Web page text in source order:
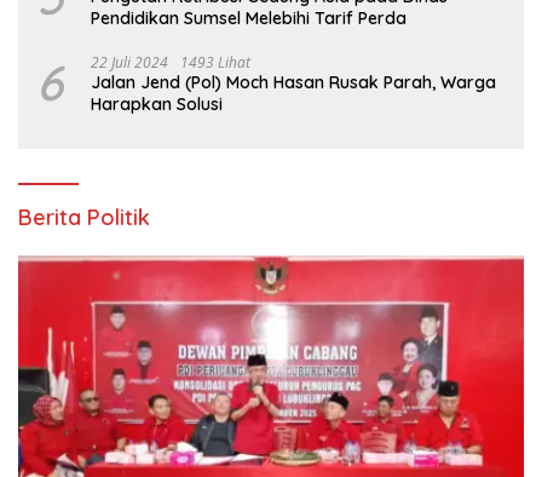
Pendidikan Sumsel Melebihi Tarif Perda
6 22 Juli 2024 1493 Lihat
Jalan Jend (Pol) Moch Hasan Rusak Parah, Warga
Harapkan Solusi
Berita Politik